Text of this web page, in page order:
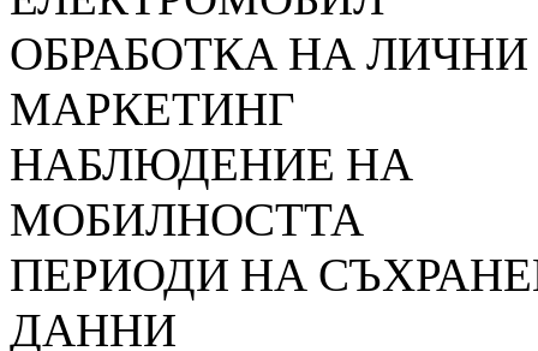
ОБРАБОТКА НА
МАРКЕТИНГ
НАБЛЮДЕНИЕ НА
ПЕРИОДИ НА